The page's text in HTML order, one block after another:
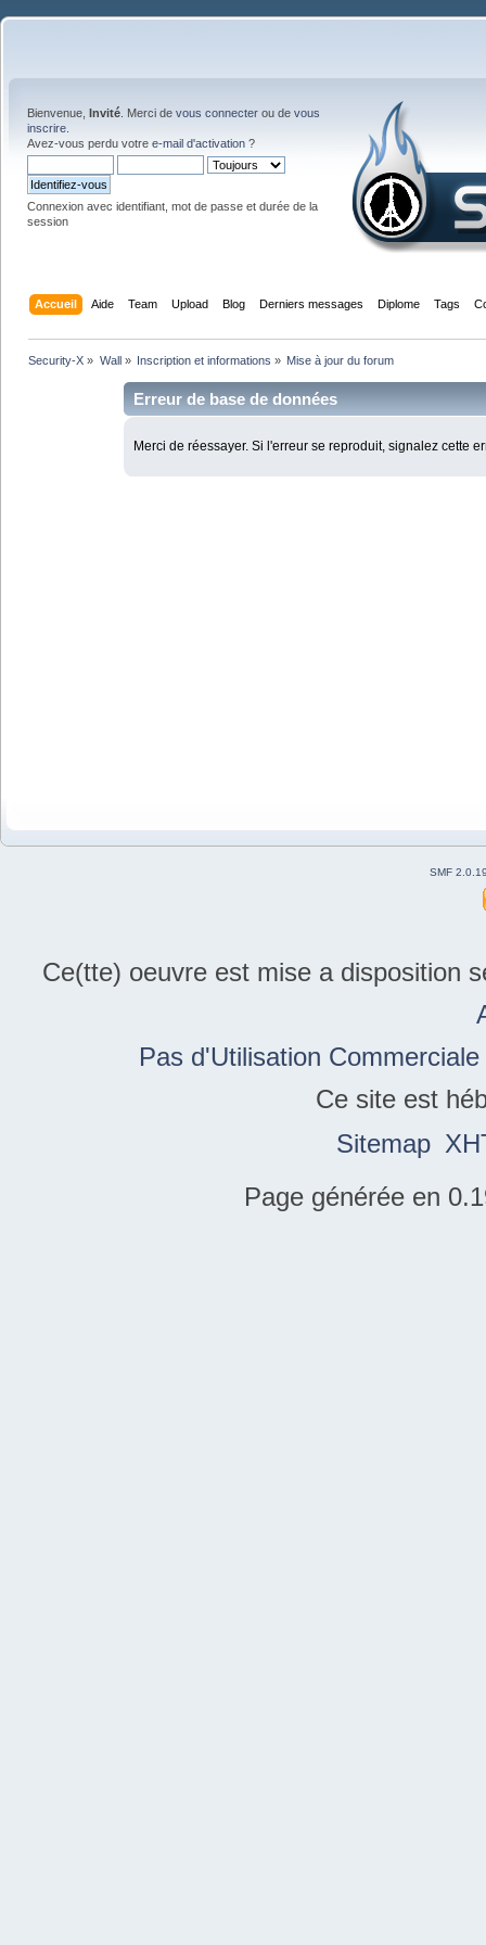
Bienvenue, Invité . Merci de vous connecter ou de vous
inscrire
Avez-vous perdu votre e-mail d'activation ?
Connexion avec identifiant, mot de passe et durée de la
session
Accueil Aide Team Upload Blog Derniers messages Diplome Tags
Security-X » Wall» Inscription et informations » Mise à jour du forum
Erreur de base de données
Merci de réessayer. Si l'erreur se reproduit, signalez cette
SMF
Ce(tte) oeuvre est mise a disposition
Pas d'Utilisation
Ce site est
Sitemap
Page générée en